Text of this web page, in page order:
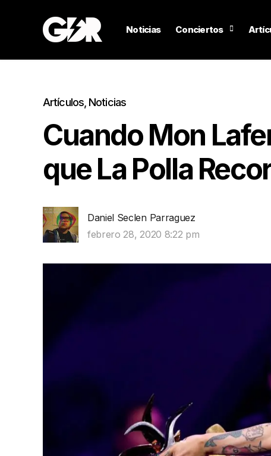
Noticias Conciertos
Artículos, Noticias
Cuando Mon
que La Polla
Daniel Seclen Parraguez
febrero 28, 2020 8:22 pm